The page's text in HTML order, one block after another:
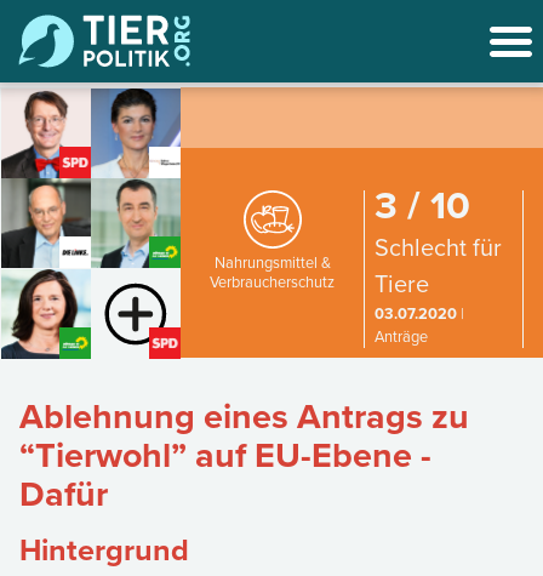
Nahrungsmittel &
Verbraucherschutz
3 / 10
Schlecht für
Tiere
03.07.2020|
Anträge
Ablehnung eines Antrags zu
“Tierwohl” auf EU-Ebene -
Dafür
Hintergrund